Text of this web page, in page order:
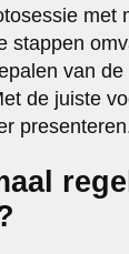
stappen
van
de juiste